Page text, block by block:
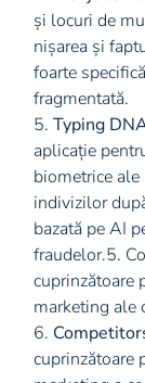
și locuri de
nișarea și
foarte
fragmentată.
5. Typing
aplicație
biometrice
indivizilor
bazată pe AI
fraudelor.5.
cuprinzătoare
marketing ale
6.
cuprinzătoare